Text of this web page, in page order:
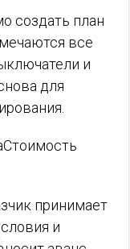
создать план
все
и
для
принимает
и